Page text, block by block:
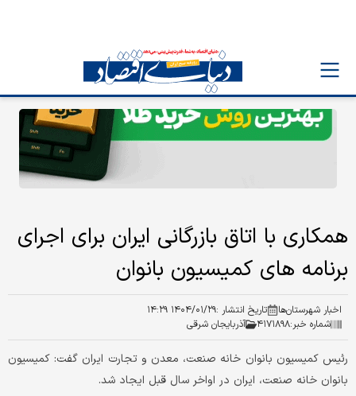
همکاری با اتاق بازرگانی ایران برای اجرای
برنامه های کمیسیون بانوان
اخبار شهرستان‌ها تاریخ انتشار :۱۴۰۴/۰۱/۲۹ ۱۴:۲۹
شماره خبر:۴۱۷۱۸۹۸ آذربایجان شرقی
رئیس کمیسیون بانوان خانه صنعت، معدن و تجارت ایران گفت: کمیسیون
بانوان خانه صنعت، ایران در اواخر سال قبل ایجاد شد‌.